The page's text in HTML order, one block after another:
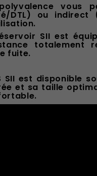
vous
DTL) ou indirect
SII est
totalement
fuite.
SII est disponible
et sa taille